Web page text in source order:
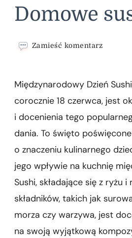
Domowe
Zamieść komentarz
Międzynarodowy Dzień
corocznie 18 czerwca, jest
i docenienia tego
dania. To święto
o znaczeniu kulinarnego
jego wpływie na kuchnię
Sushi, składające się z ryżu i
składników, takich jak
morza czy warzywa, jest
na swoją wyjątkową